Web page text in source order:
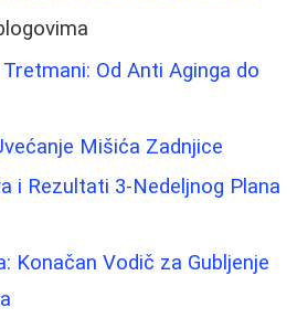
Od Anti Aginga do
Mišića Zadnjice
i Rezultati 3-Nedeljnog Plana
Konačan Vodič za Gubljenje